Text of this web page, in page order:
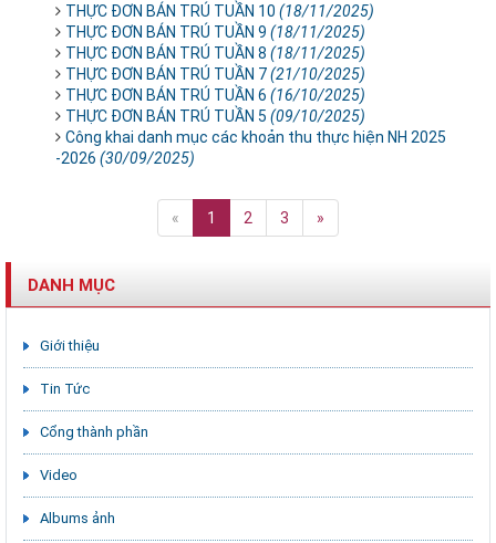
THỰC ĐƠN BÁN TRÚ TUẦN 10 (18/11/2025)
THỰC ĐƠN BÁN TRÚ TUẦN 9 (18/11/2025)
THỰC ĐƠN BÁN TRÚ TUẦN 8 (18/11/2025)
THỰC ĐƠN BÁN TRÚ TUẦN 7(21/10/2025)
THỰC ĐƠN BÁN TRÚ TUẦN 6 (16/10/2025)
THỰC ĐƠN BÁN TRÚ TUẦN 5 (09/10/2025)
Công khai danh mục các khoản thu thực hiện NH 2025
-2026 (30/09/2025)
« 1 2 3 »
DANH MỤC
Giới thiệu
Tin Tức
Cổng thành phần
Video
Albums ảnh